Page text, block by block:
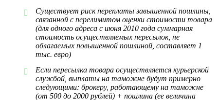
Существует риск переплаты завышенной пошлины,
связанной с перелимитом оценки стоимости товара
(для одного адреса с июня 2010 года суммарная
стоимость осуществляемых пересылок, не
облагаемых повышенной пошлиной, составляет 1
тыс. евро)
Если пересылка товара осуществляется курьерской
службой, выплаты на таможне будут примерно
следующими: брокеру, работающему на таможне
(от 500 до 2000 рублей) + пошлина (ее величина